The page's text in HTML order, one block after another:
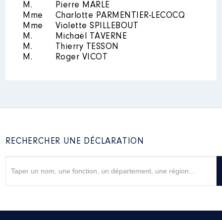
Année Montant Type
2019 757 €
M.
Pierre MARLE
Mme
Charlotte PARMENTIER-LECOCQ
Mme
Violette SPILLEBOUT
M.
Michaël TAVERNE
M.
Thierry TESSON
M.
Roger VICOT
RECHERCHER UNE DÉCLARATION